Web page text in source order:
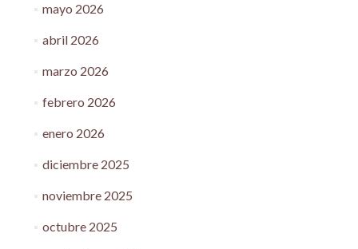
mayo 2026
abril 2026
marzo 2026
febrero 2026
enero 2026
diciembre 2025
noviembre 2025
octubre 2025